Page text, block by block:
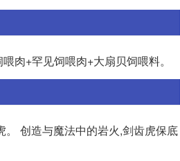
肉+罕见饲喂肉+大扇贝饲喂料。
创造与魔法中的岩火,剑齿虎保底